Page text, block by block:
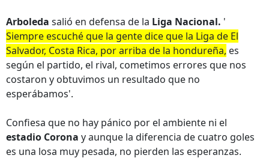
Arboleda salió en defensa de la Liga Nacional. '
Siempre escuché que la gente dice que la Liga de El
Salvador, Costa Rica, por arriba de la hondureña, es
según el partido, el rival, cometimos errores que nos
costaron y obtuvimos un resultado que no
esperábamos'.
Confiesa que no hay pánico por el ambiente ni el
estadio Corona y aunque la diferencia de cuatro goles
es una losa muy pesada, no pierden las esperanzas.